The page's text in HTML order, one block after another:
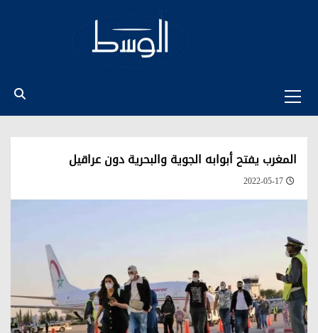
Menu
المغرب يفتح أبوابه الجوية والبحرية دون عراقيل
2022-05-17